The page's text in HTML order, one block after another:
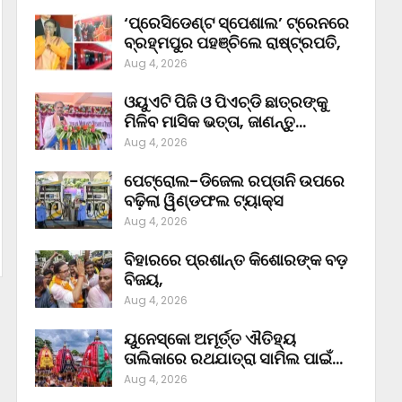
‘ପ୍ରେସିଡେଣ୍ଟ ସ୍ପେଶାଲ’ ଟ୍ରେନରେ
ବ୍ରହ୍ମପୁର ପହଞ୍ଚିଲେ ରାଷ୍ଟ୍ରପତି,
Aug 4, 2026
ଓୟୁଏଟି ପିଜି ଓ ପିଏଚ୍‌ଡି ଛାତ୍ରଙ୍କୁ
ମିଳିବ ମାସିକ ଭତ୍ତା, ଜାଣନ୍ତୁ…
Aug 4, 2026
ପେଟ୍ରୋଲ-ଡିଜେଲ ରପ୍ତାନି ଉପରେ
ବଢ଼ିଲା ୱିଣ୍ଡଫଲ ଟ୍ୟାକ୍ସ
Aug 4, 2026
ବିହାରରେ ପ୍ରଶାନ୍ତ କିଶୋରଙ୍କ ବଡ଼
ବିଜୟ,
Aug 4, 2026
ୟୁନେସ୍କୋ ଅମୂର୍ତ୍ତ ଐତିହ୍ୟ
ତାଲିକାରେ ରଥଯାତ୍ରା ସାମିଲ ପାଇଁ…
Aug 4, 2026